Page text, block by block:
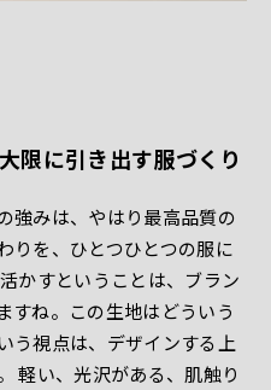
限に引き出す服づくり
強みは、やはり最高品質の
りを、ひとつひとつの服に
かすということは、ブラン
すね。この生地はどういう
う視点は、デザインする上
軽い、光沢がある、肌触り